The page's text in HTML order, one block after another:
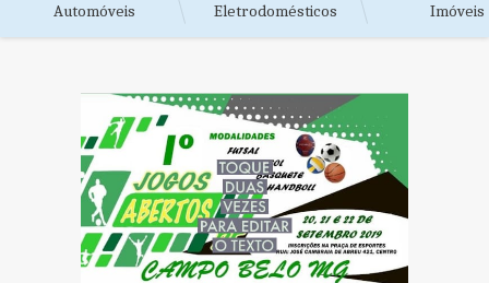
Automóveis Eletrodomésticos Imóveis